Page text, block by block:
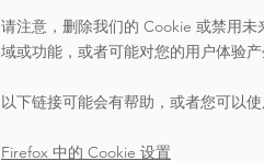
请注意，删除我们的 Cookie 或禁用
域或功能，或者可能对您的用户体验产
以下链接可能会有帮助，或者您可以
Firefox 中的 Cookie 设置